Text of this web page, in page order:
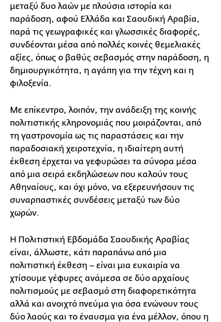
μεταξύ δυο λαών με πλούσια ιστορία και
παράδοση, αφού Ελλάδα και Σαουδική Αραβία,
παρά τις γεωγραφικές και γλωσσικές διαφορές,
συνδέονται μέσα από πολλές κοινές θεμελιακές
αξίες, όπως ο βαθύς σεβασμός στην παράδοση, η
δημιουργικότητα, η αγάπη για την τέχνη και η
φιλοξενία.
Με επίκεντρο, λοιπόν, την ανάδειξη της κοινής
πολιτιστικής κληρονομιάς που μοιράζονται, από
τη γαστρονομία ως τις παραστάσεις και την
παραδοσιακή χειροτεχνία, η ιδιαίτερη αυτή
έκθεση έρχεται να γεφυρώσει τα σύνορα μέσα
από μια σειρά εκδηλώσεων που καλούν τους
Αθηναίους, και όχι μόνο, να εξερευνήσουν τις
συναρπαστικές συνδέσεις μεταξύ των δύο
χωρών.
Η Πολιτιστική Εβδομάδα Σαουδικής Αραβίας
είναι, άλλωστε, κάτι παραπάνω από μια
πολιτιστική έκθεση – είναι μια ευκαιρία να
χτίσουμε γέφυρες ανάμεσα σε δύο αρχαίους
πολιτισμούς με σεβασμό στη διαφορετικότητα
αλλά και ανοιχτό πνεύμα για όσα ενώνουν τους
δύο λαούς και το έναυσμα για ένα μέλλον, όπου η